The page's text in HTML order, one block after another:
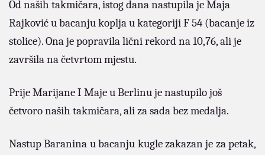
Od naših takmičara, istog dana nastupila je Maja
Rajković u bacanju koplja u kategoriji F 54 (bacanje iz
stolice). Ona je popravila lični rekord na 10,76, ali je
završila na četvrtom mjestu.
Prije Marijane I Maje u Berlinu je nastupilo još
četvoro naših takmičara, ali za sada bez medalja.
Nastup Baranina u bacanju kugle zakazan je za petak,